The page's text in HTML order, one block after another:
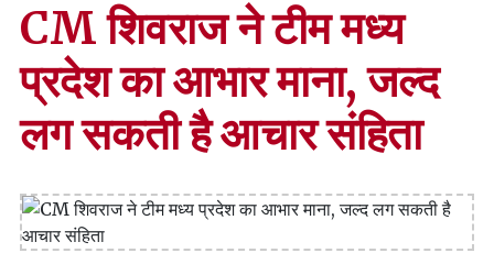
CM शिवराज ने टीम मध्य
प्रदेश का आभार माना, जल्द
लग सकती है आचार संहिता